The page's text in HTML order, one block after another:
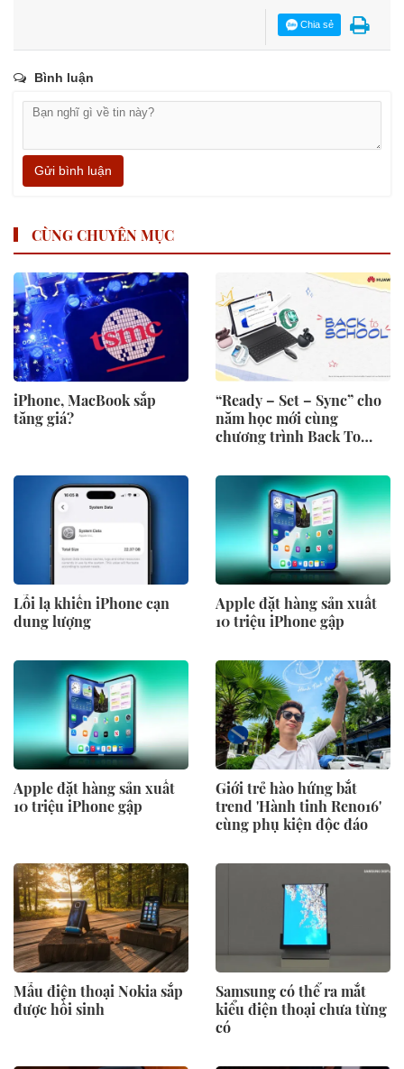
Chia sẻ
Bình luận
Gửi bình luận
CÙNG CHUYÊN MỤC
iPhone, MacBook sắp
tăng giá?
“Ready – Set – Sync” cho
năm học mới cùng
chương trình Back To
Lỗi lạ khiến iPhone cạn
dung lượng
Apple đặt hàng sản xuất
10 triệu iPhone gập
Apple đặt hàng sản xuất
10 triệu iPhone gập
Giới trẻ hào hứng bắt
trend 'Hành tinh Reno16'
cùng phụ kiện độc đáo
Mẫu điện thoại Nokia sắp
được hồi sinh
Samsung có thể ra mắt
kiểu điện thoại chưa từng
có